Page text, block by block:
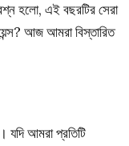
হলো, এই বছরটির সেরা
আজ আমরা বিস্তারিত
আমরা প্রতিটি